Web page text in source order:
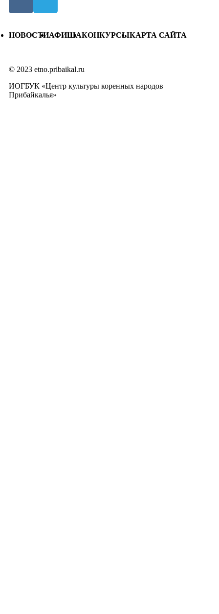
НОВОСТИАФИШАКОНКУРСЫКАРТА САЙТА
© 2023 etno.pribaikal.ru
ИОГБУК «Центр культуры коренных народов
Прибайкалья»